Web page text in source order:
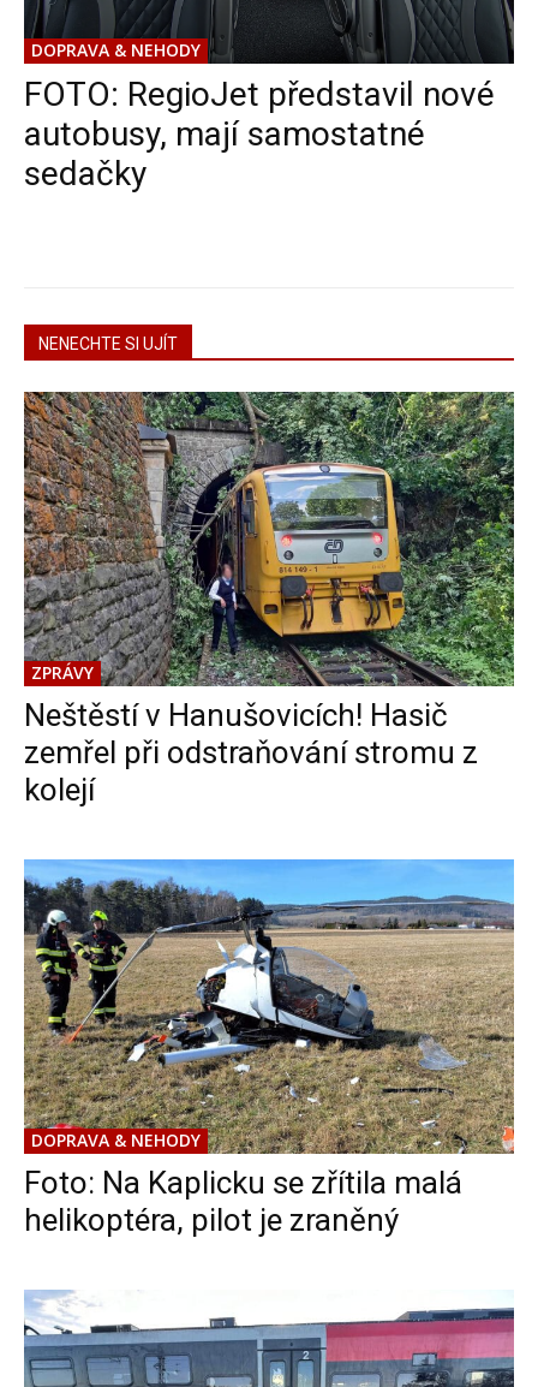
DOPRAVA & NEHODY
FOTO: RegioJet představil nové
autobusy, mají samostatné
sedačky
NENECHTE SI UJÍT
ZPRÁVY
Neštěstí v Hanušovicích! Hasič
zemřel při odstraňování stromu z
kolejí
DOPRAVA & NEHODY
Foto: Na Kaplicku se zřítila malá
helikoptéra, pilot je zraněný